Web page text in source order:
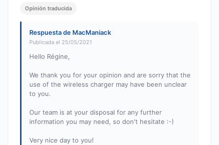
Opinión traducida
Respuesta de MacManiack
Publicada el 25/05/2021
Hello Régine,
We thank you for your opinion and are sorry that the
use of the wireless charger may have been unclear
to you.
Our team is at your disposal for any further
information you may need, so don't hesitate :-)
Very nice day to you!